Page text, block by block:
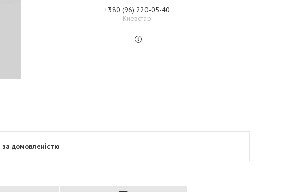
+380 (96) 220-05-40
Киевстар
за домовленістю